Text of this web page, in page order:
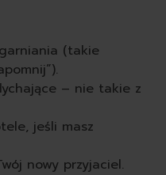
(takie
– nie takie z
jeśli masz
nowy przyjaciel.